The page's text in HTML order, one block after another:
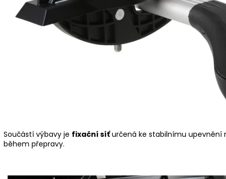
Součástí výbavy je fixační síťurčená ke stabilnímu upevnění
během přepravy.